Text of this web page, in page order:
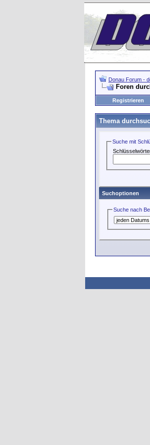
Donau Forum -
Foren
Registrieren
Thema
Suche mit
Suchoptionen
Suche nach